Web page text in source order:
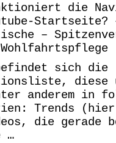
die
Startseite?
–
sich die
anderem in
Trends
die gerade
…